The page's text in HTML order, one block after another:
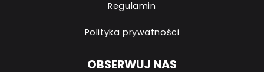
Regulamin
Polityka prywatności
OBSERWUJ NAS